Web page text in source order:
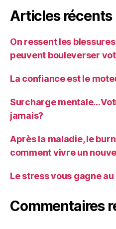
Articles récents
On ressent les
peuvent bouleverser
La confiance est le
Surcharge
jamais?
Après la maladie, le
comment vivre un
Le stress vous gagne
Commentaires